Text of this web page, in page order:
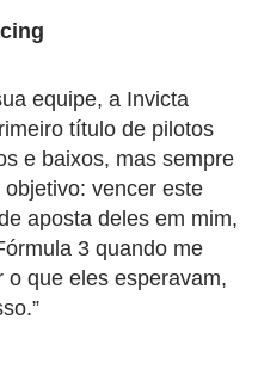
equipe, a Invicta
título de pilotos
e baixos, mas sempre
vencer este
aposta deles em mim,
3 quando me
que eles esperavam,